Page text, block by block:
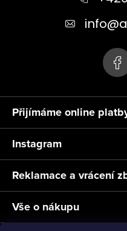
Přijímáme online
info@
Instagram
Reklamace a vrácení
Vše o nákupu